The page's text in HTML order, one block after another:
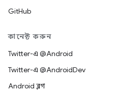
GitHub
কানেক্ট করুন
Twitter-এ @Android
Twitter-এ @AndroidDev
Android ব্লগ